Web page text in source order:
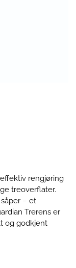
rengjøring
treoverflater.
– et
Trerens er
og godkjent